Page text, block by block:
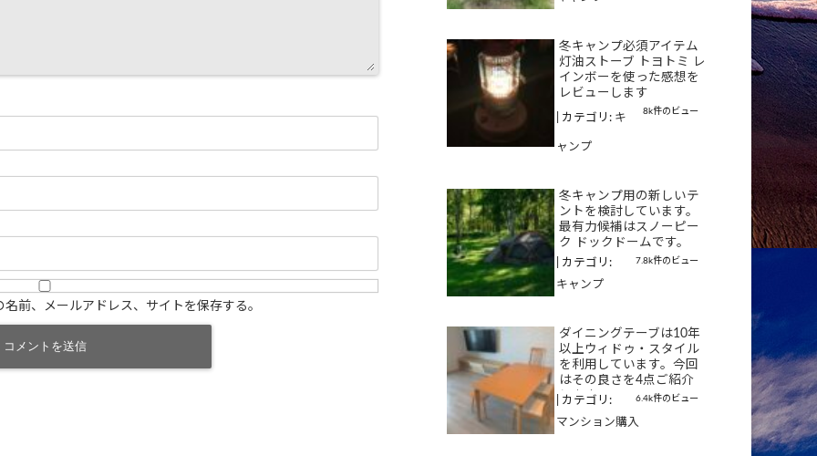
前、メールアドレス、サイトを保存する。
冬キャンプ必須アイテム
灯油ストーブ トヨトミ レ
インボーを使った感想を
レビューします
8k件のビュー
カテゴリ: キ
ャンプ
冬キャンプ用の新しいテ
ントを検討しています。
最有力候補はスノーピー
ク ドックドームです。
7.8k件のビュー
カテゴリ:
キャンプ
ダイニングテーブは10年
以上ウィドゥ・スタイル
を利用しています。今回
はその良さを4点ご紹介
します
6.4k件のビュー
カテゴリ:
マンション購入